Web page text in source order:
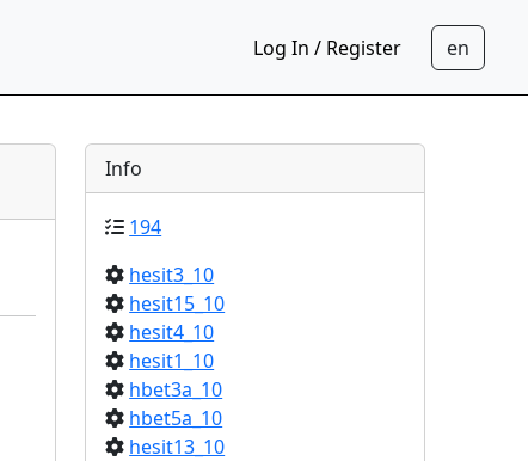
Log In / Register
Info
194
hesit3_10
hesit15_10
hesit4_10
hesit1_10
hbet3a_10
hbet5a_10
hesit13_10